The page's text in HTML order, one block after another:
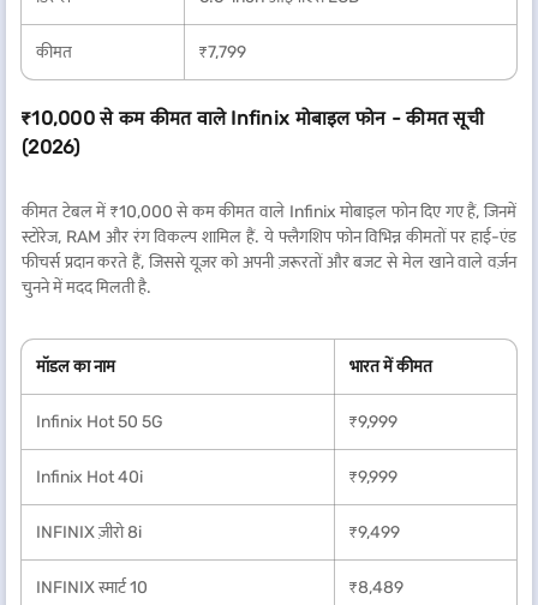
कीमत ₹7,799
₹10,000 से कम कीमत वाले Infinix मोबाइल फोन - कीमत सूची
(2026)
कीमत टेबल में ₹10,000 से कम कीमत वाले Infinix मोबाइल फोन दिए गए हैं, जिनमें
स्टोरेज, RAM और रंग विकल्प शामिल हैं. ये फ्लैगशिप फोन विभिन्न कीमतों पर हाई-एंड
फीचर्स प्रदान करते हैं, जिससे यूज़र को अपनी ज़रूरतों और बजट से मेल खाने वाले वर्ज़न
चुनने में मदद मिलती है.
मॉडल का नाम भारत में कीमत
Infinix Hot 50 5G ₹9,999
Infinix Hot 40i ₹9,999
INFINIX ज़ीरो 8i ₹9,499
INFINIX स्मार्ट 10 ₹8,489